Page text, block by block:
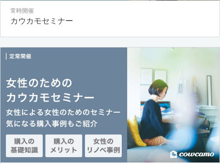
常時開催
カウカモセミナー